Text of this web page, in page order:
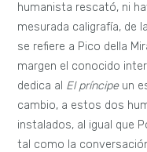
humanista rescató, ni
mesurada caligrafía, de
se refiere a Pico della
margen el conocido
dedica al El príncipe un
cambio, a estos dos
instalados, al igual que
tal como la